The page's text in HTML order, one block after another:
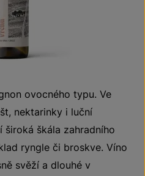
ovocného typu. Ve
nektarinky i luční
široká škála zahradního
ryngle či broskve. Víno
svěží a dlouhé v